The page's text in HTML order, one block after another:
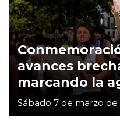
avances
marcando la
Sábado 7 de marzo de